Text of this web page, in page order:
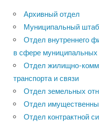
Архивный отдел
Муниципальный штаб
Отдел внутреннего
в сфере муниципальных
Отдел жилищно-
транспорта и связи
Отдел земельных
Отдел
Отдел контрактной